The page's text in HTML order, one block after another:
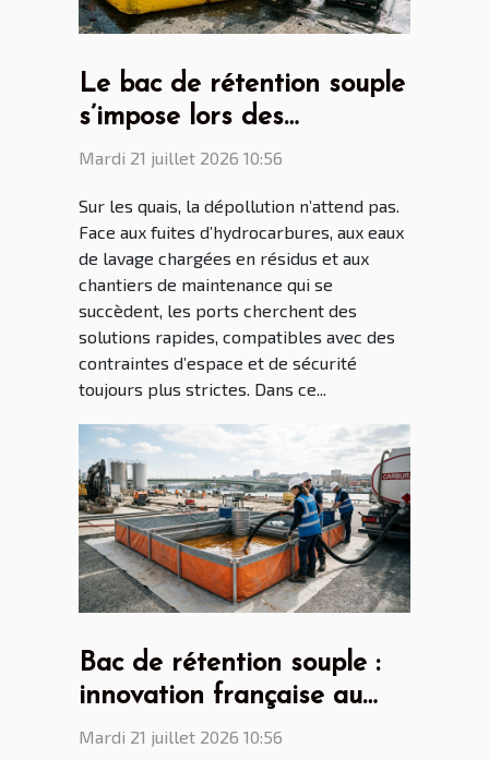
Le bac de rétention souple
s’impose lors des
opérations de dépollution
Mardi 21 juillet 2026 10:56
Sur les quais, la dépollution n’attend pas.
Face aux fuites d’hydrocarbures, aux eaux
de lavage chargées en résidus et aux
chantiers de maintenance qui se
succèdent, les ports cherchent des
solutions rapides, compatibles avec des
contraintes d’espace et de sécurité
toujours plus strictes. Dans ce...
Bac de rétention souple :
innovation française au
cœur des enjeux mondiaux
Mardi 21 juillet 2026 10:56